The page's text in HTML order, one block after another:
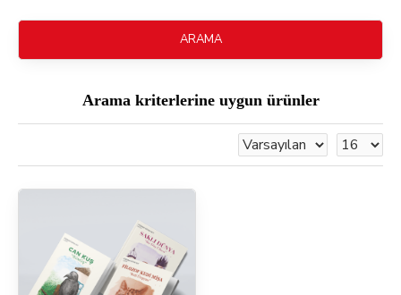
ARAMA
Arama kriterlerine uygun ürünler